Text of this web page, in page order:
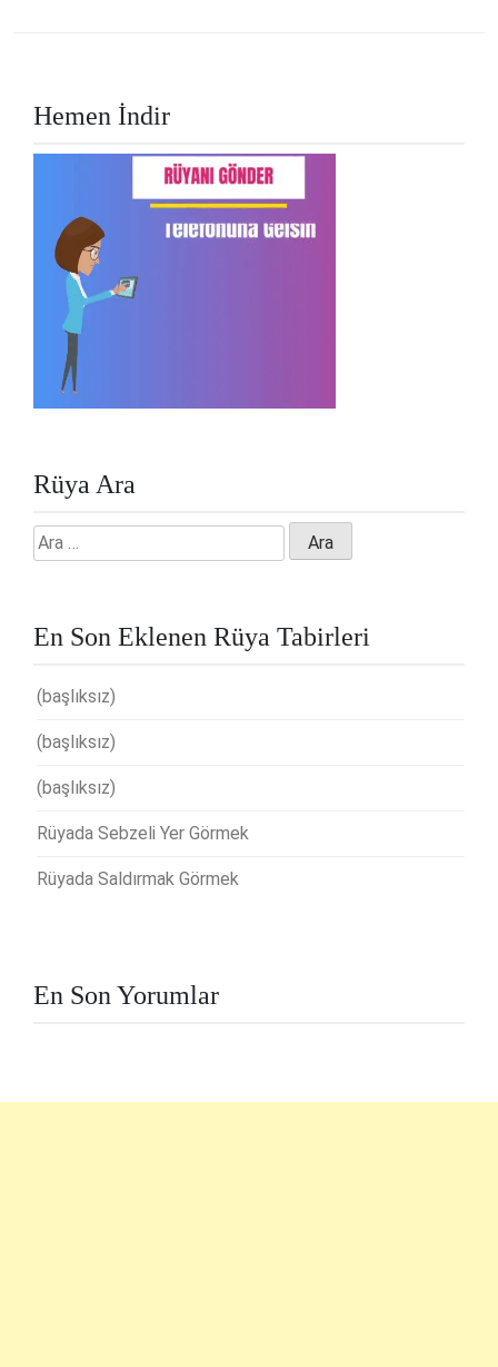
Hemen İndir
Rüya Ara
Arama:
En Son Eklenen Rüya Tabirleri
(başlıksız)
(başlıksız)
(başlıksız)
Rüyada Sebzeli Yer Görmek
Rüyada Saldırmak Görmek
En Son Yorumlar